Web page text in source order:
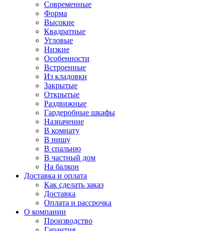
Современные
Форма
Высокие
Квадратные
Угловые
Низкие
Особенности
Встроенные
Из кладовки
Закрытые
Открытые
Раздвижные
Гардеробные шкафы
Назначение
В комнату
В нишу
В спальню
В частный дом
На балкон
Доставка и оплата
Как сделать заказ
Доставка
Оплата и рассрочка
О компании
Производство